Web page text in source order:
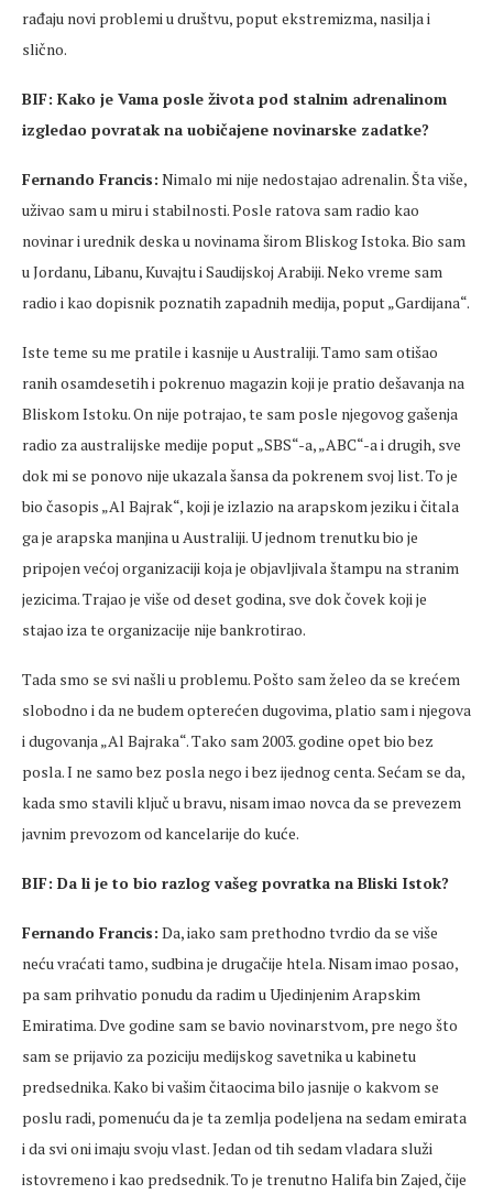
rađaju novi problemi u društvu, poput ekstremizma, nasilja i
slično.
BIF: Kako je Vama posle života pod stalnim adrenalinom
izgledao povratak na uobičajene novinarske zadatke?
Fernando Francis: Nimalo mi nije nedostajao adrenalin. Šta više,
uživao sam u miru i stabilnosti. Posle ratova sam radio kao
novinar i urednik deska u novinama širom Bliskog Istoka. Bio sam
u Jordanu, Libanu, Kuvajtu i Saudijskoj Arabiji. Neko vreme sam
radio i kao dopisnik poznatih zapadnih medija, poput „Gardijana“.
Iste teme su me pratile i kasnije u Australiji. Tamo sam otišao
ranih osamdesetih i pokrenuo magazin koji je pratio dešavanja na
Bliskom Istoku. On nije potrajao, te sam posle njegovog gašenja
radio za australijske medije poput „SBS“-a, „ABC“-a i drugih, sve
dok mi se ponovo nije ukazala šansa da pokrenem svoj list. To je
bio časopis „Al Bajrak“, koji je izlazio na arapskom jeziku i čitala
ga je arapska manjina u Australiji. U jednom trenutku bio je
pripojen većoj organizaciji koja je objavljivala štampu na stranim
jezicima. Trajao je više od deset godina, sve dok čovek koji je
stajao iza te organizacije nije bankrotirao.
Tada smo se svi našli u problemu. Pošto sam želeo da se krećem
slobodno i da ne budem opterećen dugovima, platio sam i njegova
i dugovanja „Al Bajraka“. Tako sam 2003. godine opet bio bez
posla. I ne samo bez posla nego i bez ijednog centa. Sećam se da,
kada smo stavili ključ u bravu, nisam imao novca da se prevezem
javnim prevozom od kancelarije do kuće.
BIF: Da li je to bio razlog vašeg povratka na Bliski Istok?
Fernando Francis: Da, iako sam prethodno tvrdio da se više
neću vraćati tamo, sudbina je drugačije htela. Nisam imao posao,
pa sam prihvatio ponudu da radim u Ujedinjenim Arapskim
Emiratima. Dve godine sam se bavio novinarstvom, pre nego što
sam se prijavio za poziciju medijskog savetnika u kabinetu
predsednika. Kako bi vašim čitaocima bilo jasnije o kakvom se
poslu radi, pomenuću da je ta zemlja podeljena na sedam emirata
i da svi oni imaju svoju vlast. Jedan od tih sedam vladara služi
istovremeno i kao predsednik. To je trenutno Halifa bin Zajed, čije